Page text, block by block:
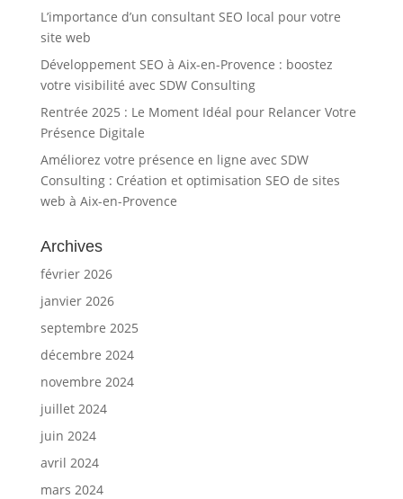
L’importance d’un consultant SEO local pour votre
site web
Développement SEO à Aix-en-Provence : boostez
votre visibilité avec SDW Consulting
Rentrée 2025 : Le Moment Idéal pour Relancer Votre
Présence Digitale
Améliorez votre présence en ligne avec SDW
Consulting : Création et optimisation SEO de sites
web à Aix-en-Provence
Archives
février 2026
janvier 2026
septembre 2025
décembre 2024
novembre 2024
juillet 2024
juin 2024
avril 2024
mars 2024